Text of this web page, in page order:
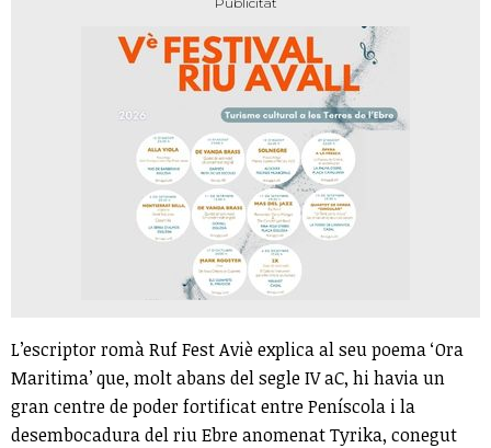
L’escriptor romà Ruf Fest Aviè explica al seu poema ‘Ora
Maritima’ que, molt abans del segle IV aC, hi havia un
gran centre de poder fortificat entre Peníscola i la
desembocadura del riu Ebre anomenat Tyrika, conegut